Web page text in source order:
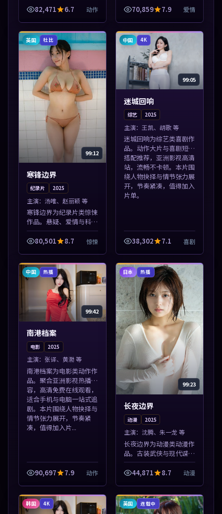
播放，每日更新不错过精
紧凑，值得加...
82,471 6.7 动作 70,859 7.9 爱情
英国 杜比
99:12
寒锋边界
纪录片 2025
主演： 汤唯、赵丽颖 等
寒锋边界为纪录片类惊悚
作品。悬疑、爱情与科幻
类型齐全，热播榜单实时
刷新，沉浸式观影体验。
得加入片单。
80,501 8.7 惊悚
中国 4K
99:05
迷城回响
综艺 2025
主演： 王凯、胡歌 等
迷城回响为综艺类喜剧作
品。动作大片与喜剧短片
搭配推荐，亚洲影视高清
站，流畅不卡顿。本片围
绕人物抉择与情节张力展
开，节奏紧凑，值得加入
片单。
38,302 7.1 喜剧
中国 热播
99:42
南港档案
电影 2025
主演： 张译、黄渤 等
南港档案为电影类动作作
品。聚合亚洲影视热播内
容，高清免费在线观看，
适合手机与电脑一站式追
剧。本片围绕人物抉择与
情节张力展开，节奏紧
凑，值得加入片...
90,697 7.9 动作
日本 热播
99:23
长夜边界
动漫 2025
主演： 沈腾、朱一龙 等
长夜边界为动漫类动漫作
品。古装武侠与现代谍战
兼备，热播剧集连更，精
彩片花与正片同样清晰。
得加入片单。
44,871 8.7 动漫
韩国 4K 英国 连载中